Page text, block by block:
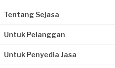
Tentang Sejasa
Untuk Pelanggan
Untuk Penyedia Jasa